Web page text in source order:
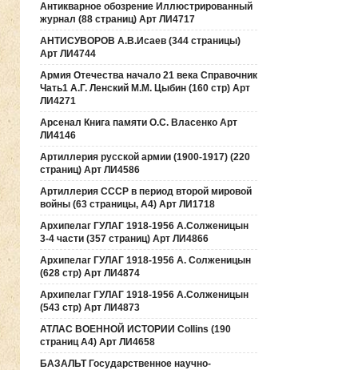
Антикварное обозрение Иллюстрированный
журнал (88 страниц) Арт ЛИ4717
АНТИСУВОРОВ А.В.Исаев (344 страницы)
Арт ЛИ4744
Армия Отечества начало 21 века Справочник
Чать1 А.Г. Ленский М.М. Цыбин (160 стр) Арт
ЛИ4271
Арсенал Книга памяти О.С. Власенко Арт
ЛИ4146
Артиллерия русской армии (1900-1917) (220
страниц) Арт ЛИ4586
Артиллерия СССР в период второй мировой
войны (63 страницы, А4) Арт ЛИ1718
Архипелаг ГУЛАГ 1918-1956 А.Солженицын
3-4 части (357 страниц) Арт ЛИ4866
Архипелаг ГУЛАГ 1918-1956 А. Солженицын
(628 стр) Арт ЛИ4874
Архипелаг ГУЛАГ 1918-1956 А.Солженицын
(543 стр) Арт ЛИ4873
АТЛАС ВОЕННОЙ ИСТОРИИ Collins (190
страниц А4) Арт ЛИ4658
БАЗАЛЬТ Государственное научно-